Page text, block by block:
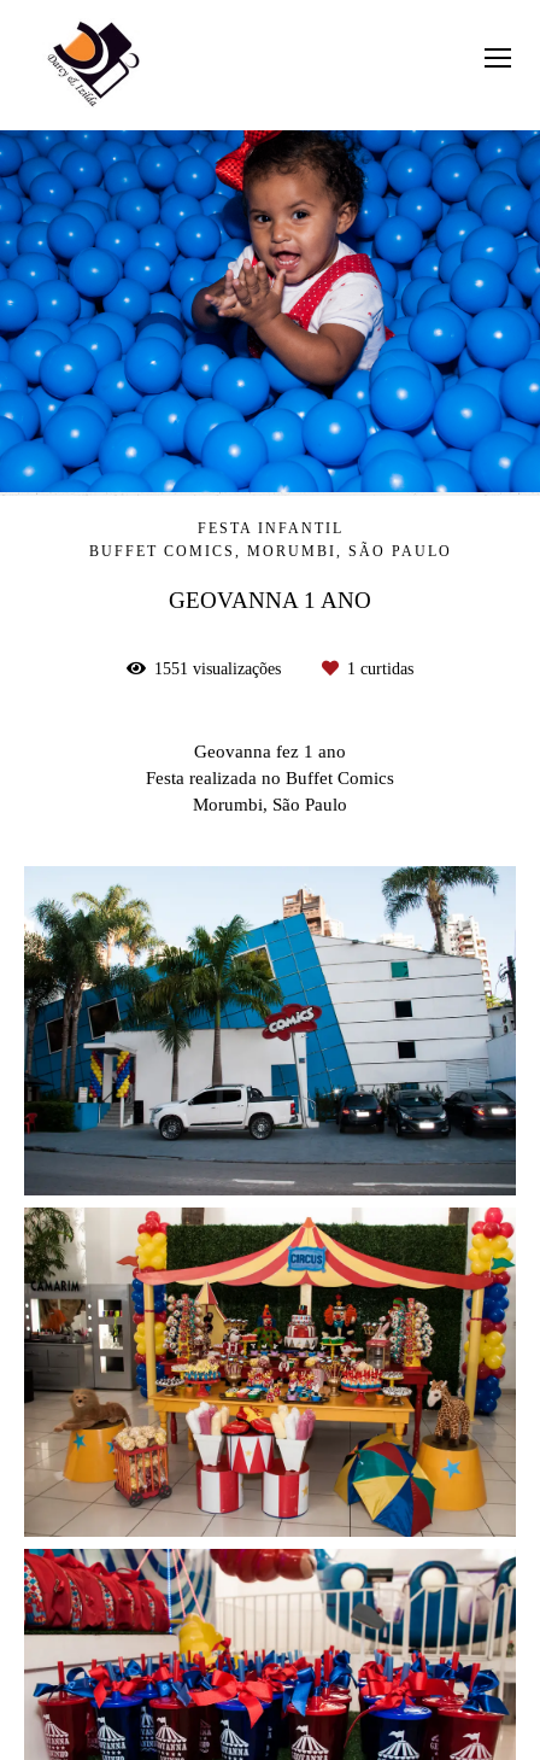
FESTA INFANTIL
BUFFET COMICS, MORUMBI, SÃO PAULO
GEOVANNA 1 ANO
1551 visualizações 1 curtidas
Geovanna fez 1 ano
Festa realizada no Buffet Comics
Morumbi, São Paulo